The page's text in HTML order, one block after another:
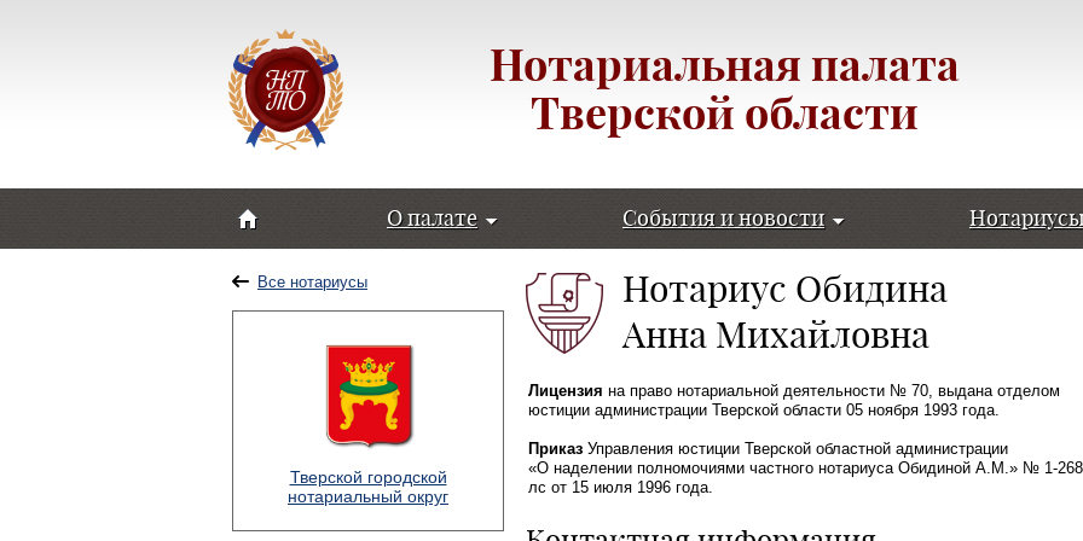
Нотариальная палата
Тверской области
О палате События и новости
Все нотариусы
Тверской городской
нотариальный округ
Нотариус Обидина
Анна Михайловна
Лицензия на право нотариальной деятельности № 70, выдана отделом
юстиции администрации Тверской области 05 ноября 1993 года.
Приказ Управления юстиции Тверской областной администрации
«О наделении полномочиями частного нотариуса Обидиной А.М.» № 1-268
лс от 15 июля 1996 года.